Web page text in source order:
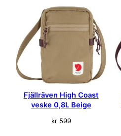
Fjällräven High Coast
veske 0,8L Beige
kr599